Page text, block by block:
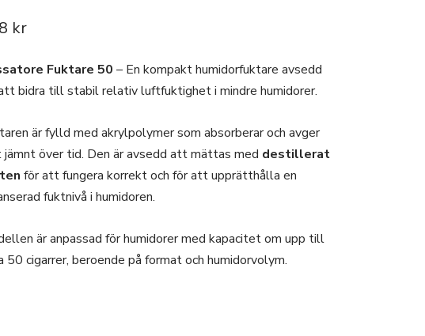
kr
Fuktare 50 – En kompakt humidorfuktare avsedd
bidra till stabil relativ luftfuktighet i mindre humidorer.
är fylld med akrylpolymer som absorberar och avger
jämnt över tid. Den är avsedd att mättas med destillerat
för att fungera korrekt och för att upprätthålla en
fuktnivå i humidoren.
är anpassad för humidorer med kapacitet om upp till
50 cigarrer, beroende på format och humidorvolym.